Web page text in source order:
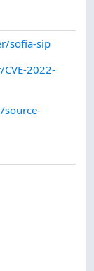
sofia-sip
2022-
source-